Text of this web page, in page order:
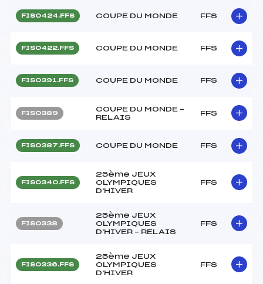
FIS0424.FFS COUPE DU MONDE FFS
FIS0422.FFS COUPE DU MONDE FFS
FIS0391.FFS COUPE DU MONDE FFS
FIS0389
COUPE DU MONDE –
RELAIS
FFS
FIS0387.FFS COUPE DU MONDE FFS
FIS0340.FFS
25ème JEUX
OLYMPIQUES
D'HIVER
FFS
FIS0338
25ème JEUX
OLYMPIQUES
D'HIVER – RELAIS
FFS
FIS0336.FFS
25ème JEUX
OLYMPIQUES
D'HIVER
FFS